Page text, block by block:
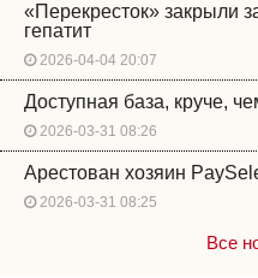
«Перекресток» закрыли
гепатит
2026-04-04 20:07
Доступная база, круче,
2026-03-31 08:26
Арестован хозяин
2026-03-31 08:25
Все